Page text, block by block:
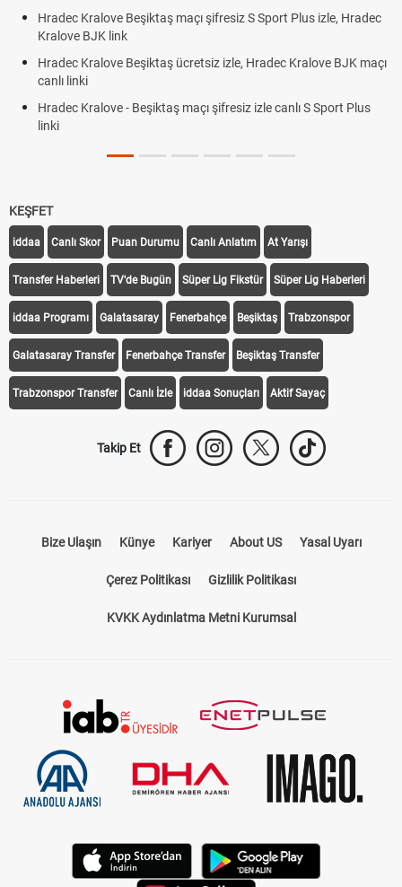
Hradec Kralove Beşiktaş maçı şifresiz S Sport Plus izle, Hradec
Kralove BJK link
Hradec Kralove Beşiktaş ücretsiz izle, Hradec Kralove BJK maçı
canlı linki
Hradec Kralove - Beşiktaş maçı şifresiz izle canlı S Sport Plus
linki
KEŞFET
iddaa Canlı Skor Puan Durumu Canlı Anlatım At Yarışı
Transfer Haberleri TV'de Bugün Süper Lig Fikstür Süper Lig Haberleri
iddaa Programı Galatasaray Fenerbahçe Beşiktaş Trabzonspor
Galatasaray Transfer Fenerbahçe Transfer Beşiktaş Transfer
Trabzonspor Transfer Canlı İzle iddaa Sonuçları Aktif Sayaç
Takip Et
Bize Ulaşın Künye Kariyer About US Yasal Uyarı
Çerez Politikası Gizlilik Politikası
KVKK Aydınlatma Metni Kurumsal